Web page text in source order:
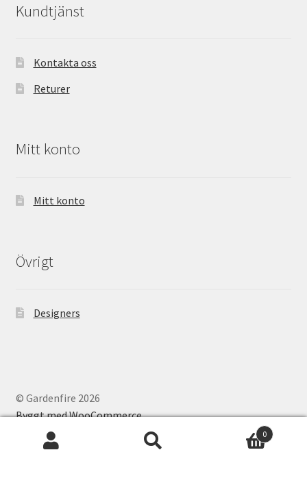
Kundtjänst
Kontakta oss
Returer
Mitt konto
Mitt konto
Övrigt
Designers
© Gardenfire 2026
Byggt med WooCommerce.
0